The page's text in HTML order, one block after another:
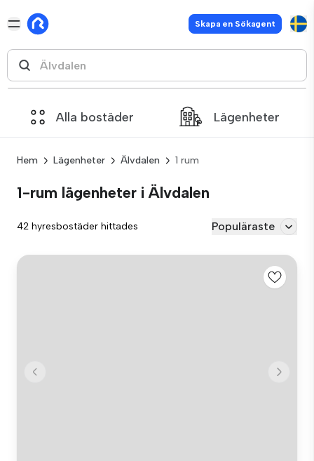
Skapa en Sökagent
Alla bostäder Lägenheter
Hem Lägenheter Älvdalen 1 rum
1-rum lägenheter i Älvdalen
42 hyresbostäder hittades Populäraste